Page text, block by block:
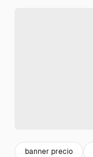
banner precio